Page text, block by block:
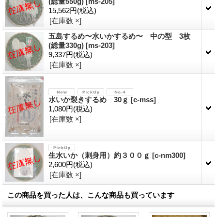
15,562円(税込)
[在庫数 ×]
五島するめ〜水いかするめ〜 中の型 3枚
(総量330g) [ms-203]
9,337円(税込)
[在庫数 ×]
水いか裂きするめ 30ｇ [c-mss]
1,080円(税込)
[在庫数 ×]
生水いか（刺身用）約３００ｇ [c-nm300]
2,600円(税込)
[在庫数 ×]
この商品を買った人は、こんな商品も買っています